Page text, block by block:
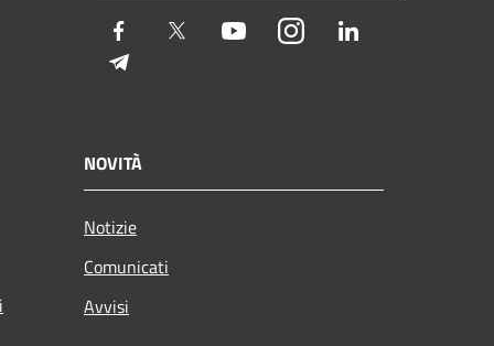
Facebook Twitter YoutubeInstagram
NOVITÀ
Notizie
Comunicati
Avvisi